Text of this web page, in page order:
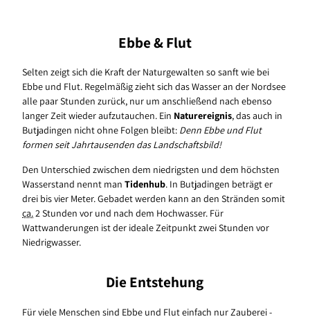
Ebbe & Flut
Selten zeigt sich die Kraft der Naturgewalten so sanft wie bei
Ebbe und Flut. Regelmäßig zieht sich das Wasser an der Nordsee
alle paar Stunden zurück, nur um anschließend nach ebenso
langer Zeit wieder aufzutauchen. Ein Naturereignis, das auch in
Butjadingen nicht ohne Folgen bleibt: Denn Ebbe und Flut
formen seit Jahrtausenden das Landschaftsbild!
Den Unterschied zwischen dem niedrigsten und dem höchsten
Wasserstand nennt man Tidenhub. In Butjadingen beträgt er
drei bis vier Meter. Gebadet werden kann an den Stränden somit
ca. 2 Stunden vor und nach dem Hochwasser. Für
Wattwanderungen ist der ideale Zeitpunkt zwei Stunden vor
Niedrigwasser.
Die Entstehung
Für viele Menschen sind Ebbe und Flut einfach nur Zauberei -